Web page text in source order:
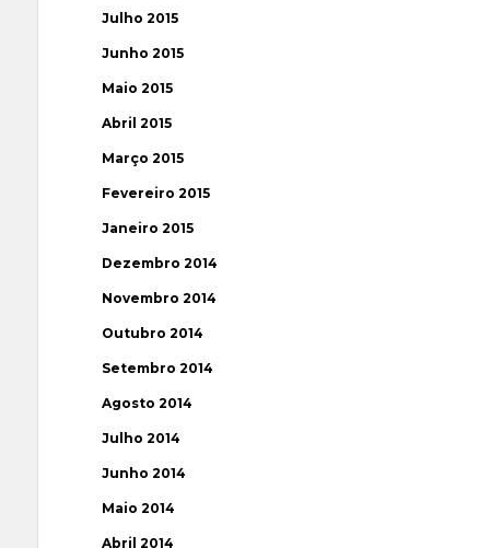
Julho 2015
Junho 2015
Maio 2015
Abril 2015
Março 2015
Fevereiro 2015
Janeiro 2015
Dezembro 2014
Novembro 2014
Outubro 2014
Setembro 2014
Agosto 2014
Julho 2014
Junho 2014
Maio 2014
Abril 2014